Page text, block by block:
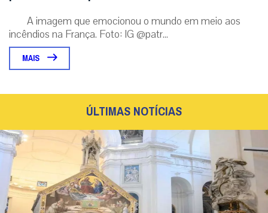
A imagem que emocionou o mundo em meio aos
incêndios na França. Foto: IG @patr...
MAIS
ÚLTIMAS NOTÍCIAS